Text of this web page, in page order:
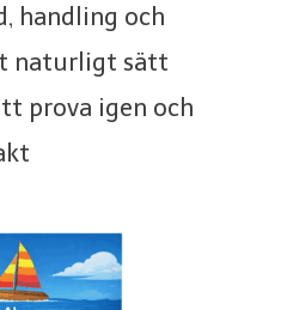
handling och
naturligt sätt
prova igen och